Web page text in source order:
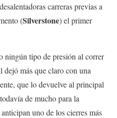
carreras previas a
(Silverstone) el primer
ningún tipo de presión al correr
dejó más que claro con una
que lo devuelve al principal
de mucho para la
uno de los cierres más